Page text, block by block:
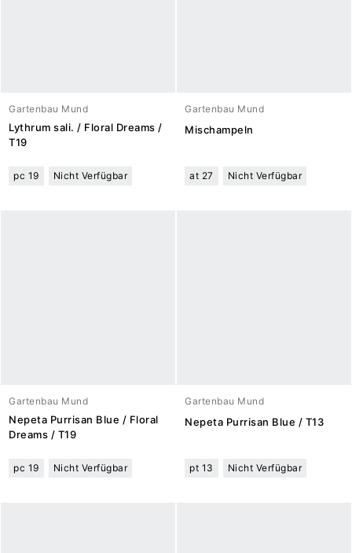
Gartenbau Mund
Lythrum sali. / Floral Dreams /
T19
pc 19 Nicht Verfügbar
Gartenbau Mund
Mischampeln
at 27 Nicht Verfügbar
Gartenbau Mund
Nepeta Purrisan Blue / Floral
Dreams / T19
pc 19 Nicht Verfügbar
Gartenbau Mund
Nepeta Purrisan Blue / T13
pt 13 Nicht Verfügbar